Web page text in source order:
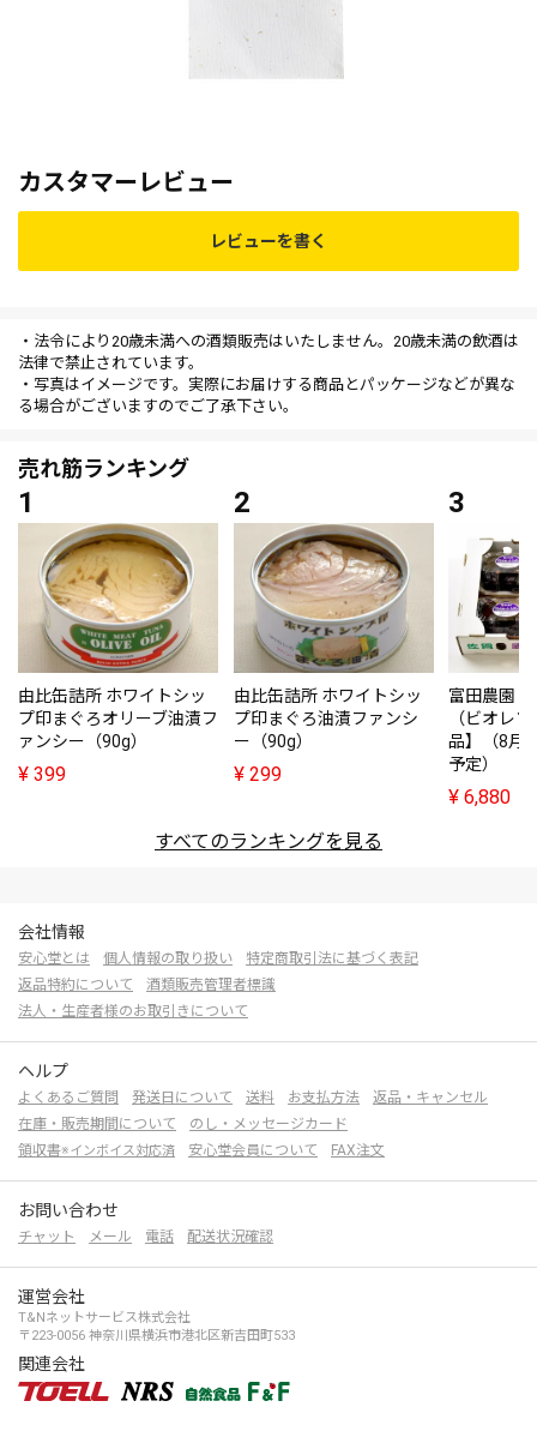
カスタマーレビュー
レビューを書く
・法令により20歳未満への酒類販売はいたしません。20歳未満の飲酒は
法律で禁止されています。
・写真はイメージです。実際にお届けする商品とパッケージなどが異な
る場合がございますのでご了承下さい。
売れ筋ランキング
由比缶詰所 ホワイトシッ
プ印まぐろオリーブ油漬フ
ァンシー（90g）
¥ 399
由比缶詰所 ホワイトシッ
プ印まぐろ油漬ファンシ
ー（90g）
¥ 299
富田農園
（ビオレ
品】（8月
予定）
¥ 6,880
すべてのランキングを見る
会社情報
安心堂とは 個人情報の取り扱い
特定商取引法に基づく表記
返品特約について
酒類販売管理者標識
法人・生産者様のお取引きについて
ヘルプ
よくあるご質問 発送日について 送料 お支払方法
返品・キャンセル
在庫・販売期間について
のし・メッセージカード
領収書※インボイス対応済 安心堂会員について FAX注文
お問い合わせ
チャット メール 電話 配送状況確認
運営会社
T&Nネットサービス株式会社
〒223-0056 神奈川県横浜市港北区新吉田町533
関連会社